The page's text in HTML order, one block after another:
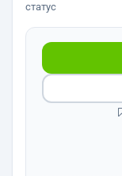
статус